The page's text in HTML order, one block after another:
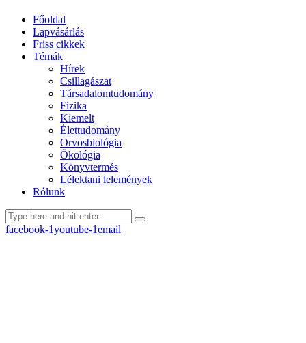
Főoldal
Lapvásárlás
Friss cikkek
Témák
Hírek
Csillagászat
Társadalomtudomány
Fizika
Kiemelt
Élettudomány
Orvosbiológia
Ökológia
Könyvtermés
Lélektani lelemények
Rólunk
facebook-1youtube-1email